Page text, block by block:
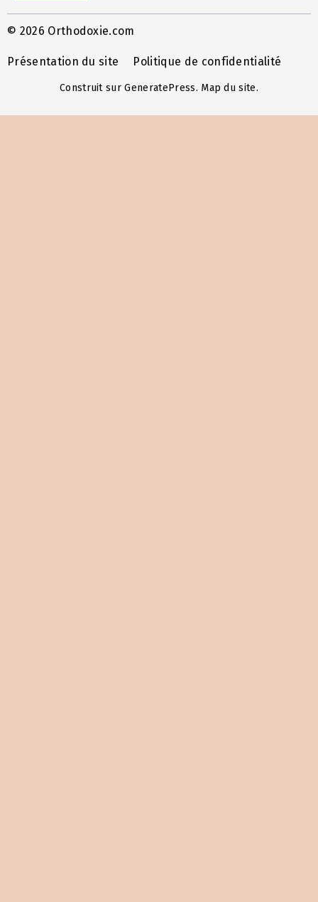
© 2026 Orthodoxie.com
Présentation du site Politique de confidentialité
Construit surGeneratePress. Map du site.